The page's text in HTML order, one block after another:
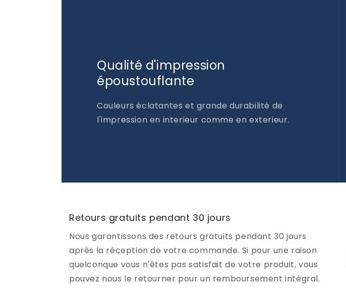
Qualité d'impression
époustouflante
Couleurs éclatantes et grande durabilité de
l'impression en interieur comme en exterieur.
Retours gratuits pendant 30 jours
Nous garantissons des retours gratuits pendant 30 jours
après la réception de votre commande. Si pour une raison
quelconque vous n'êtes pas satisfait de votre produit, vous
pouvez nous le retourner pour un remboursement intégral.